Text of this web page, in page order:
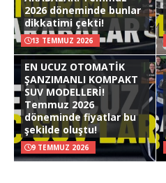
2026 döneminde bunlar
dikkatimi çekti!
13 TEMMUZ 2026
EN UCUZ OTOMATİK
ŞANZIMANLI KOMPAKT
SUV MODELLERİ!
Temmuz 2026
döneminde fiyatlar bu
şekilde oluştu!
9 TEMMUZ 2026